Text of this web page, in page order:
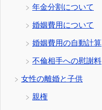
年金分割について
婚姻費用について
婚姻費用の自動計算
不倫相手への慰謝料
女性の離婚と子供
親権